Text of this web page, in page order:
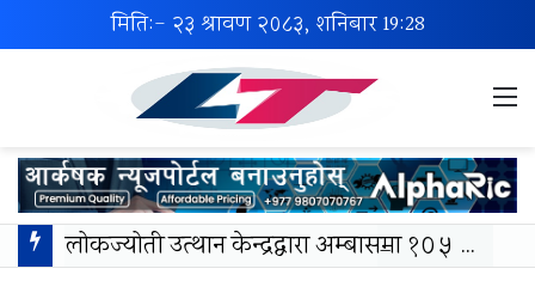
मिति:- २३ श्रावण २०८३, शनिबार19:28
लोकज्योती उत्थान केन्द्रद्वारा अम्बासमा १०५ विपन्न विद्यार्थीलाई शैक्षिक तथा खेलकुद सामग्री वितरण